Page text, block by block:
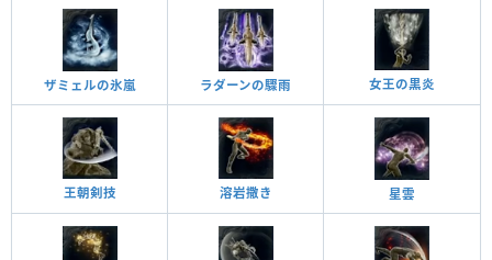
ザミェルの氷嵐 ラダーンの驟雨 女王の黒炎
王朝剣技 溶岩撒き 星雲